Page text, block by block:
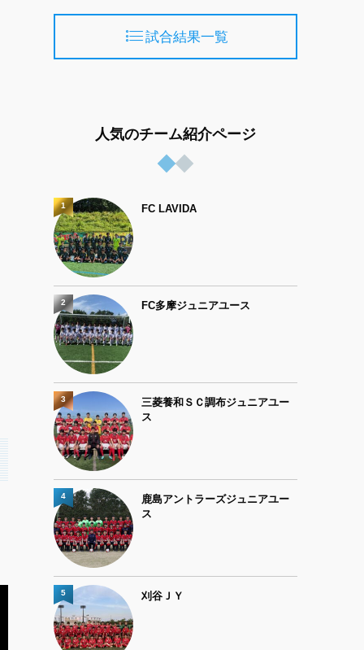
試合結果一覧
人気のチーム紹介ページ
FC LAVIDA
1
FC多摩ジュニアユース
2
三菱養和ＳＣ調布ジュニアユー
ス
3
鹿島アントラーズジュニアユー
ス
4
刈谷ＪＹ
5